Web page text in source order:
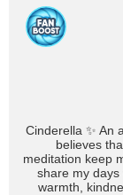
Cinderella ✨ An
believes
meditation keep
share my
warmth,